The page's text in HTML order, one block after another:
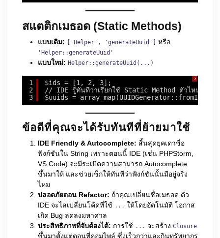
สแตติกเมธอด (Static Methods)
แบบเดิม: ['Helper', 'generateUuid'] หรือ
'Helper::generateUuid'
แบบใหม่: Helper::generateUuid(...)
?
1
2
3
$ids = [1, 2, 3];
// IDE รู้ทันทีว่าเรียกใช้ Static Method ตัวไหน
$uuids =
ข้อดีที่คุณจะได้รับทันทีที่ย้ายมาใช้
IDE Friendly & Autocomplete: สิ้นสุดยุคเดาชื่อ
ฟังก์ชันใน String เพราะตอนนี้ IDE (เช่น PHPStorm,
VS Code) จะมีระเบิดความสามารถ Autocomplete
ขึ้นมาให้ และช่วยเช็กให้ทันทีว่าฟังก์ชันนั้นมีอยู่จริง
ไหม
ปลอดภัยตอน Refactor: ถ้าคุณเปลี่ยนชื่อเมธอด ตัว
IDE จะไล่เปลี่ยนโค้ดที่ใช้ ... ให้โดยอัตโนมัติ โอกาส
เกิด Bug ลดลงมหาศาล
ประสิทธิภาพที่จับต้องได้: การใช้ ... จะสร้าง Closure
ขึ้นมาตั้งแต่ตอนที่คอมไพล์ ซึ่งเร็วกว่าและกินทรัพยากร